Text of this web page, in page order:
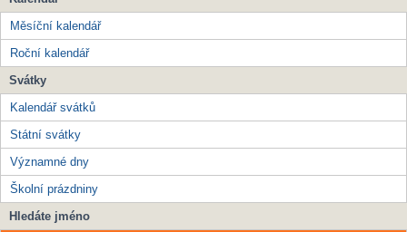
Měsíční kalendář
Roční kalendář
Svátky
Kalendář svátků
Státní svátky
Významné dny
Školní prázdniny
Hledáte jméno